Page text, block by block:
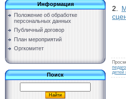
Информация
Положение об обработке
персональных данных
Публичный договор
План мероприятий
Оргкомитет
Поиск
2.
детей